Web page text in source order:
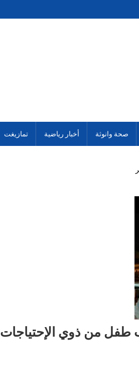
صحة وانوثة أخبار رياضية تمازيغت
طفل من ذوي الإحتياجات